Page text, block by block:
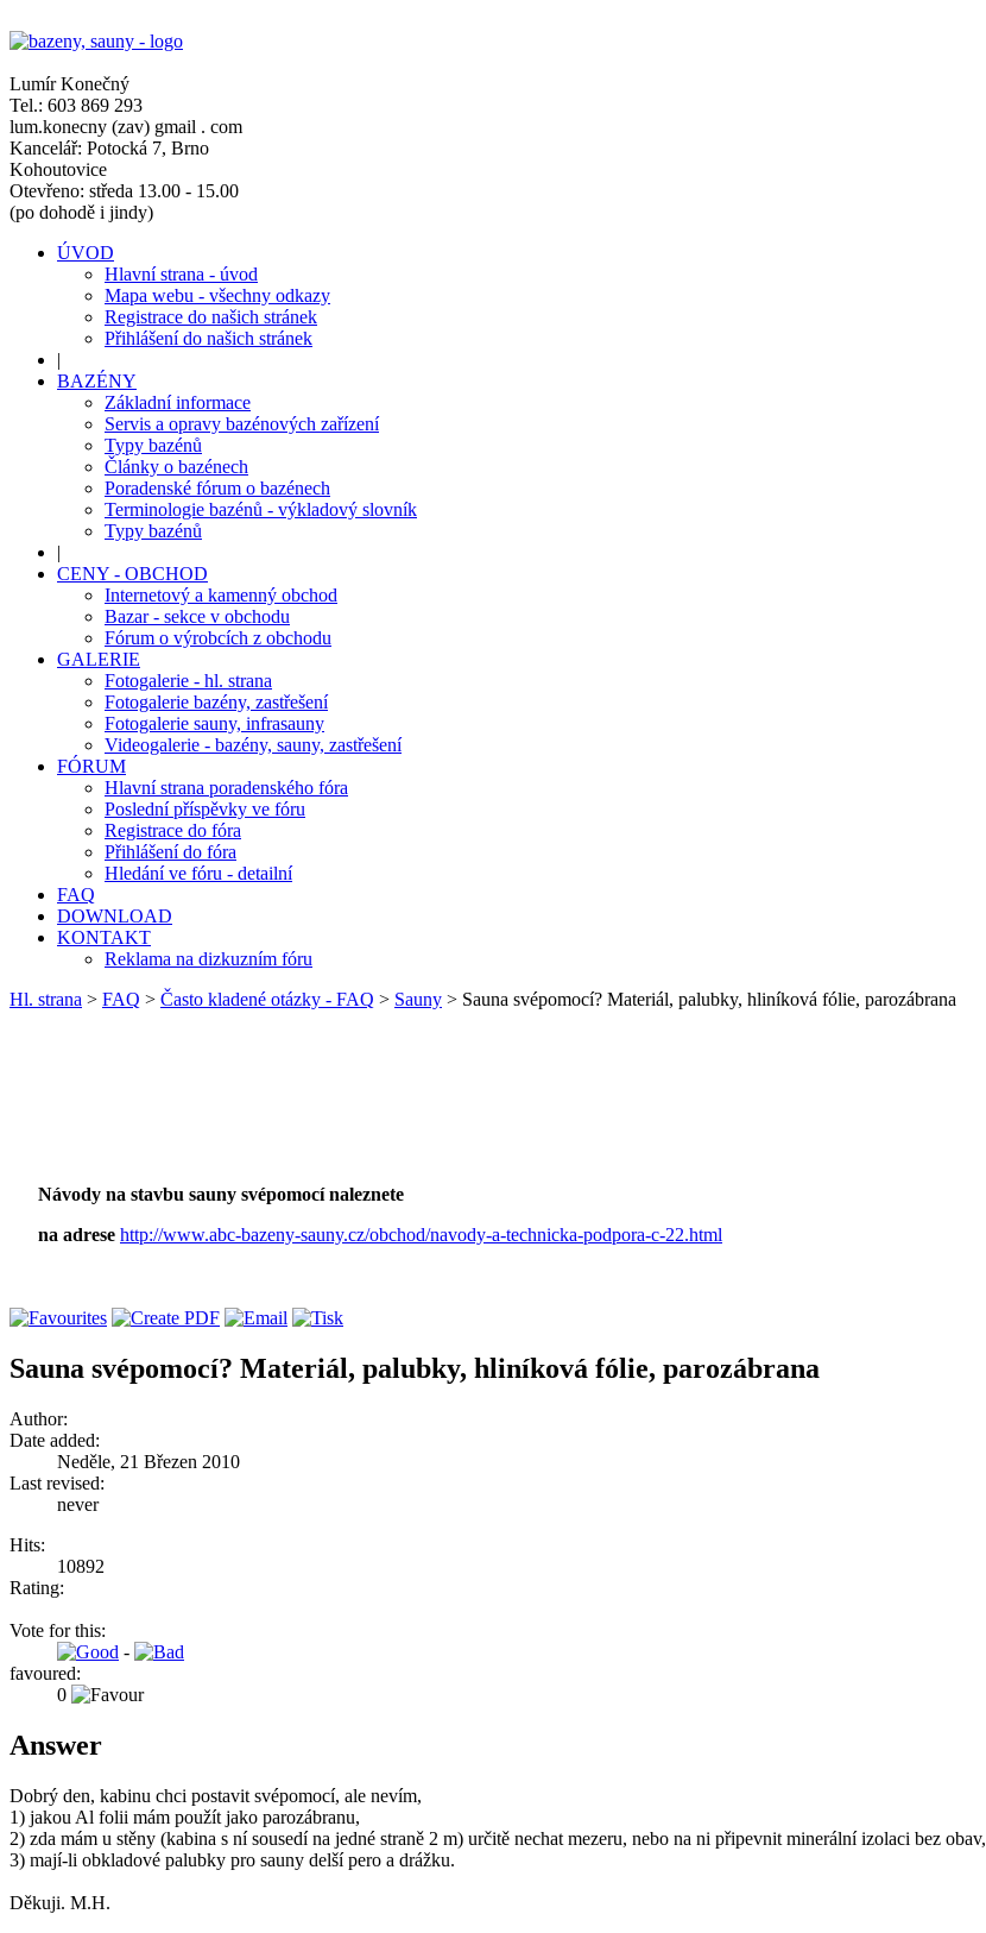
Lumír Konečný
Tel.: 603 869 293
lum.konecny (zav) gmail . com
Kancelář: Potocká 7, Brno
Kohoutovice
Otevřeno: středa 13.00 - 15.00
(po dohodě i jindy)
ÚVOD
Hlavní strana - úvod
Mapa webu - všechny odkazy
Registrace do našich stránek
Přihlášení do našich stránek
|
BAZÉNY
Základní informace
Servis a opravy bazénových zařízení
Typy bazénů
Články o bazénech
Poradenské fórum o bazénech
Terminologie bazénů - výkladový slovník
Typy bazénů
|
CENY - OBCHOD
Internetový a kamenný obchod
Bazar - sekce v obchodu
Fórum o výrobcích z obchodu
GALERIE
Fotogalerie - hl. strana
Fotogalerie bazény, zastřešení
Fotogalerie sauny, infrasauny
Videogalerie - bazény, sauny, zastřešení
FÓRUM
Hlavní strana poradenského fóra
Poslední příspěvky ve fóru
Registrace do fóra
Přihlášení do fóra
Hledání ve fóru - detailní
FAQ
DOWNLOAD
KONTAKT
Reklama na dizkuzním fóru
Hl. strana > FAQ > Často kladené otázky - FAQ > Sauny > Sauna svépomocí? Materiál, palubky, hliníková fólie, parozábrana
Návody na stavbu sauny svépomocí naleznete
na adrese http://www.abc-bazeny-sauny.cz/obchod/navody-a-technicka-podpora-c-22.html
Sauna svépomocí? Materiál, palubky, hliníková fólie, parozábrana
Author:
Date added:
Neděle, 21 Březen 2010
Last revised:
never
Hits:
10892
Rating:
Vote for this:
-
favoured:
0
Answer
Dobrý den, kabinu chci postavit svépomocí, ale nevím,
1) jakou Al folii mám použít jako parozábranu,
2) zda mám u stěny (kabina s ní sousedí na jedné straně 2 m) určitě nechat mezeru, nebo na ni připevnit minerální izolaci bez obav,
3) mají-li obkladové palubky pro sauny delší pero a drážku.
Děkuji. M.H.